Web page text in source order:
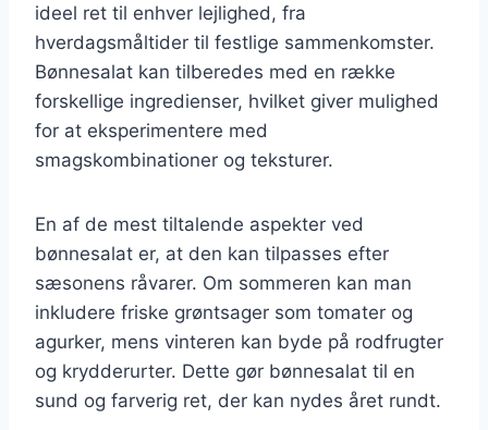
ideel ret til enhver lejlighed, fra
hverdagsmåltider til festlige sammenkomster.
Bønnesalat kan tilberedes med en række
forskellige ingredienser, hvilket giver mulighed
for at eksperimentere med
smagskombinationer og teksturer.
En af de mest tiltalende aspekter ved
bønnesalat er, at den kan tilpasses efter
sæsonens råvarer. Om sommeren kan man
inkludere friske grøntsager som tomater og
agurker, mens vinteren kan byde på rodfrugter
og krydderurter. Dette gør bønnesalat til en
sund og farverig ret, der kan nydes året rundt.